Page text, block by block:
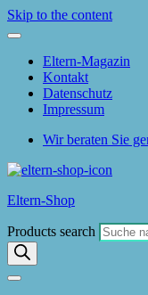
Skip to the content
Eltern-Magazin
Kontakt
Datenschutz
Impressum
Wir beraten Sie
Eltern-Shop
Products search